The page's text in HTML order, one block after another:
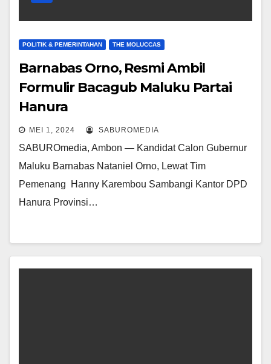
POLITIK & PEMERINTAHAN THE MOLUCCAS
Barnabas Orno, Resmi Ambil
Formulir Bacagub Maluku Partai
Hanura
MEI 1, 2024 SABUROMEDIA
SABUROmedia, Ambon — Kandidat Calon Gubernur
Maluku Barnabas Nataniel Orno, Lewat Tim
Pemenang Hanny Karembou Sambangi Kantor DPD
Hanura Provinsi…